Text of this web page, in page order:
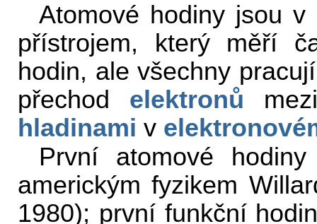
Atomové hodiny jsou v
přístrojem, který měří
hodin, ale všechny
přechod elektronů
hladinami v
První atomové
americkým fyzikem
1980); první funkční